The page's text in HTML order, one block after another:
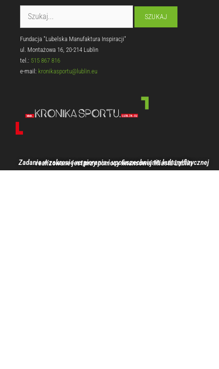
Fundacja "Lubelska Manufaktura Inspiracji"
ul. Montażowa 16, 20-214 Lublin
tel.: 515 867 816
e-mail: kronikasportu@lublin.eu
Zadanie w zakresie wspierania i upowszechniania kultury fizycznej realizowane jest przy pomocy finansowej Miasta Lublin